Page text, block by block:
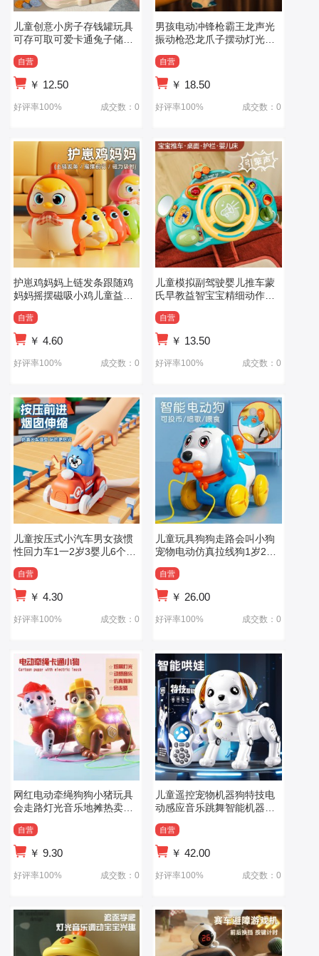
儿童创意小房子存钱罐玩具
可存可取可爱卡通兔子储蓄
自营
￥ 12.50
好评率100% 成交数：0
男孩电动冲锋枪霸王龙声光
振动枪恐龙爪子摆动灯光影
自营
￥ 18.50
好评率100% 成交数：0
护崽鸡妈妈上链发条跟随鸡
妈妈摇摆磁吸小鸡儿童益智
自营
￥ 4.60
好评率100% 成交数：0
儿童模拟副驾驶婴儿推车蒙
氏早教益智宝宝精细动作训
自营
￥ 13.50
好评率100% 成交数：0
儿童按压式小汽车男女孩惯
性回力车1一2岁3婴儿6个月
自营
￥ 4.30
好评率100% 成交数：0
儿童玩具狗狗走路会叫小狗
宠物电动仿真拉线狗1岁2女
自营
￥ 26.00
好评率100% 成交数：0
网红电动牵绳狗狗小猪玩具
会走路灯光音乐地摊热卖男
自营
￥ 9.30
好评率100% 成交数：0
儿童遥控宠物机器狗特技电
动感应音乐跳舞智能机器狗
自营
￥42.00
好评率100% 成交数：0